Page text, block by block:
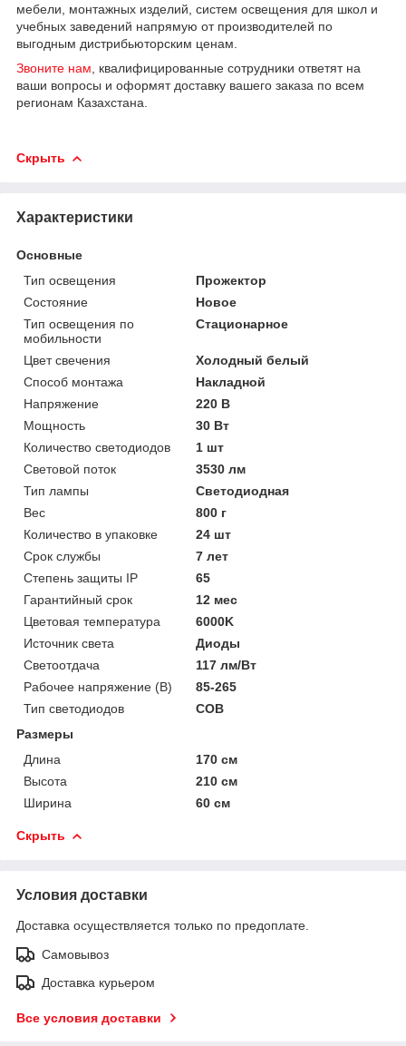
мебели, монтажных изделий, систем освещения для школ и
учебных заведений напрямую от производителей по
выгодным дистрибьюторским ценам.
Звоните нам , квалифицированные сотрудники ответят на
ваши вопросы и оформят доставку вашего заказа по всем
регионам Казахстана.
Скрыть
Характеристики
Основные
Тип освещения
Прожектор
Состояние
Новое
Тип освещения по
мобильности
Стационарное
Цвет свечения
Холодный белый
Способ монтажа
Накладной
Напряжение
220 В
Мощность
30 Вт
Количество светодиодов
1 шт
Световой поток
3530 лм
Тип лампы
Светодиодная
Вес
800 г
Количество в упаковке
24 шт
Срок службы
7 лет
Степень защиты IP
65
Гарантийный срок
12 мес
Цветовая температура
6000K
Источник света
Диоды
Светоотдача
117 лм/Вт
Рабочее напряжение (В)
85-265
Тип светодиодов
COB
Размеры
Длина
170 см
Высота
210 см
Ширина
60 см
Скрыть
Условия доставки
Доставка осуществляется только по предоплате.
Самовывоз
Доставка курьером
Все условия доставки